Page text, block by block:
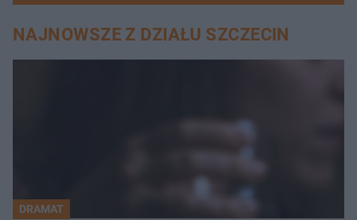
NAJNOWSZE Z DZIAŁU SZCZECIN
DRAMAT